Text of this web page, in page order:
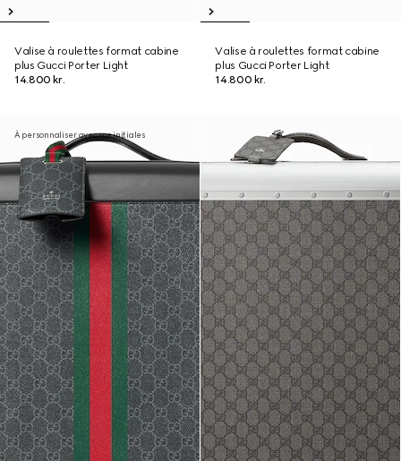
Valise à roulettes format cabine
plus Gucci Porter Light
14.800 kr.
Valise à roulettes format cabine
plus Gucci Porter Light
14.800 kr.
À personnaliser avec vos initiales